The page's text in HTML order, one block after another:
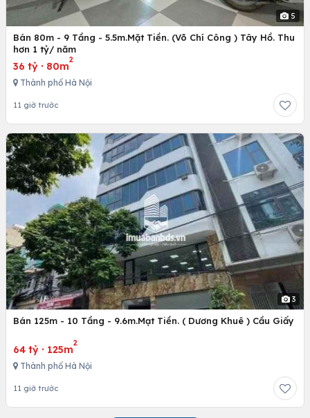
5
Bán 80m - 9 Tầng - 5.5m.Mặt Tiền. (Võ Chí Công ) Tây Hồ. Thu
hơn 1 tỷ/ năm
36 tỷ · 80m
2
Thành phố Hà Nội
11 giờ trước
3
Bán 125m - 10 Tầng - 9.6m.Mạt Tiền. ( Dương Khuê ) Cầu Giấy
64 tỷ · 125m
2
Thành phố Hà Nội
11 giờ trước